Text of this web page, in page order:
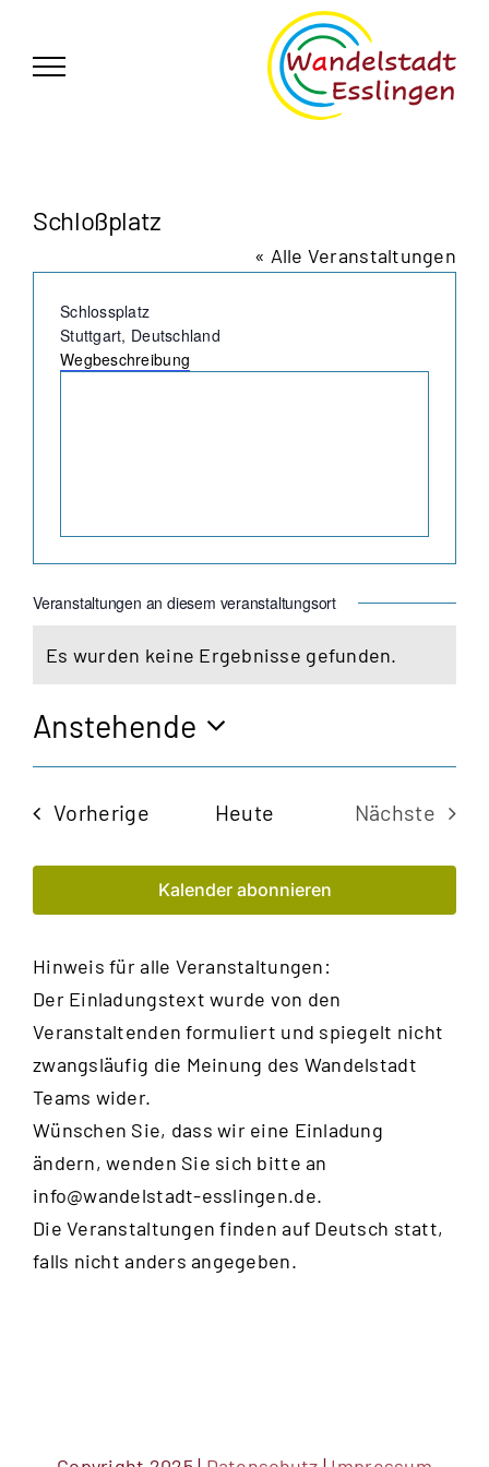
springen
Schloßplatz
« Alle Veranstaltungen
Adresse
Schlossplatz
Stuttgart, Deutschland
Wegbeschreibung
Veranstaltungen an diesem veranstaltungsort
Hinweis
Es wurden keine Ergebnisse gefunden.
Anstehende
Datum
VorherigeVeranstaltungen
Heute
Nächste
Kalender abonnieren
Hinweis für alle Veranstaltungen:
Der Einladungstext wurde von den
Veranstaltenden formuliert und spiegelt nicht
zwangsläufig die Meinung des Wandelstadt
Teams wider.
Wünschen Sie, dass wir eine Einladung
ändern, wenden Sie sich bitte an
info@wandelstadt-esslingen.de.
Die Veranstaltungen finden auf Deutsch statt,
falls nicht anders angegeben.